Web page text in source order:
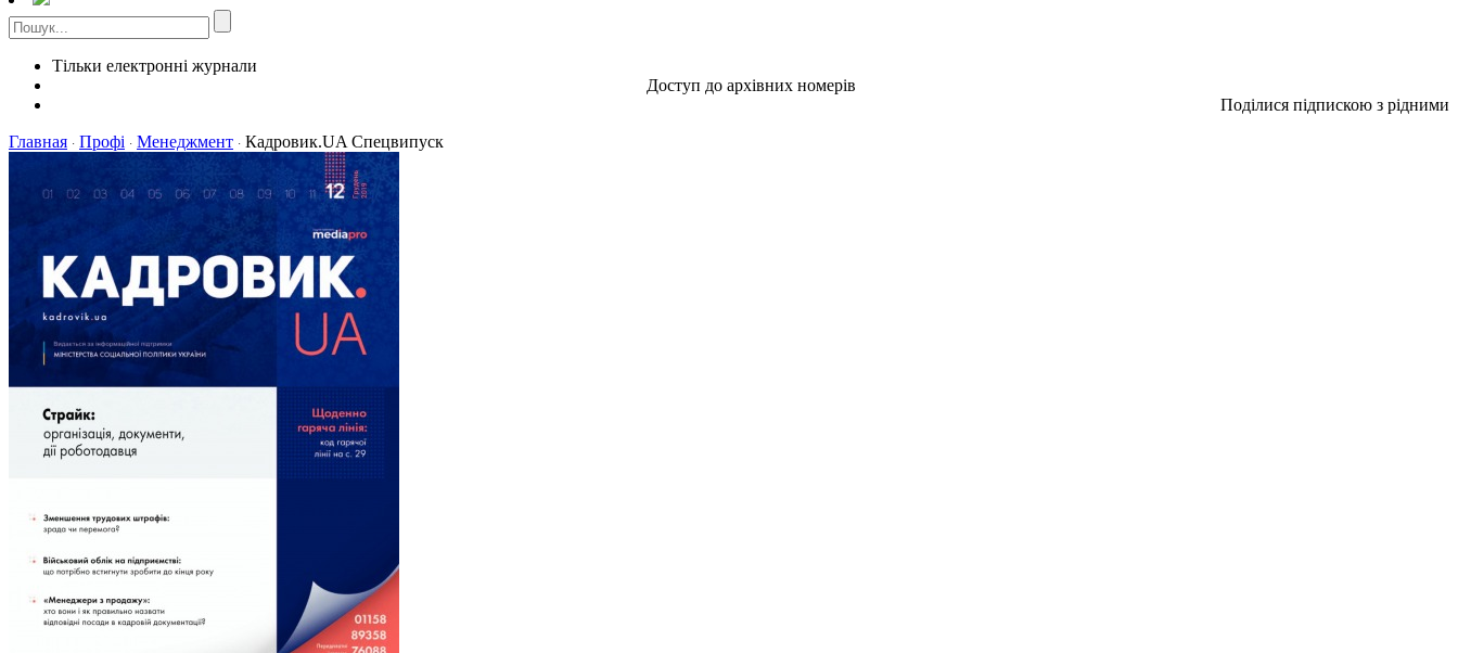
Тільки електронні журнали
Доступ до архівних номерів
Поділися підпискою з рідними
Главная · Профі · Менеджмент · Кадровик.UA Спецвипуск